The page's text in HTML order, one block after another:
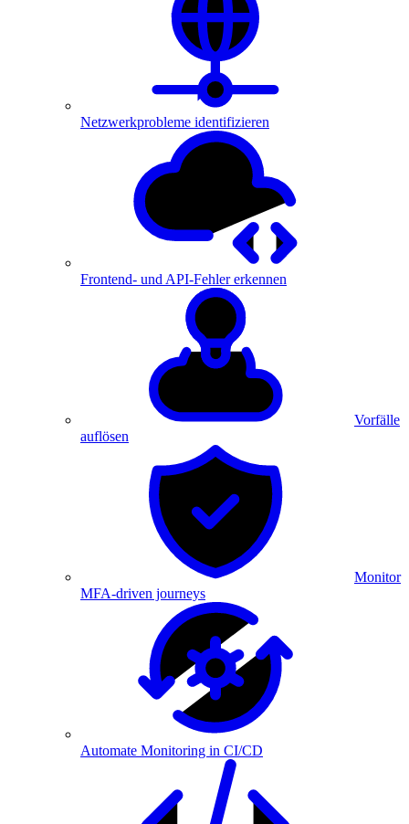
Netzwerkprobleme identifizieren
Frontend- und API-Fehler erkennen
Vorfälle
auflösen
Monitor
MFA-driven journeys
Automate Monitoring in CI/CD